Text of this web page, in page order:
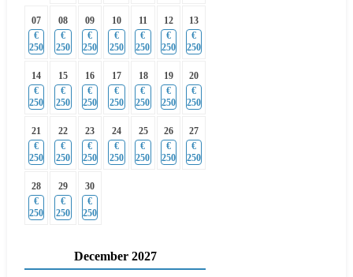
07
€
250
08
€
250
09
€
250
10
€
250
11
€
250
12
€
250
13
€
250
14
€
250
15
€
250
16
€
250
17
€
250
18
€
250
19
€
250
20
€
250
21
€
250
22
€
250
23
€
250
24
€
250
25
€
250
26
€
250
27
€
250
28
€
250
29
€
250
30
€
250
December 2027